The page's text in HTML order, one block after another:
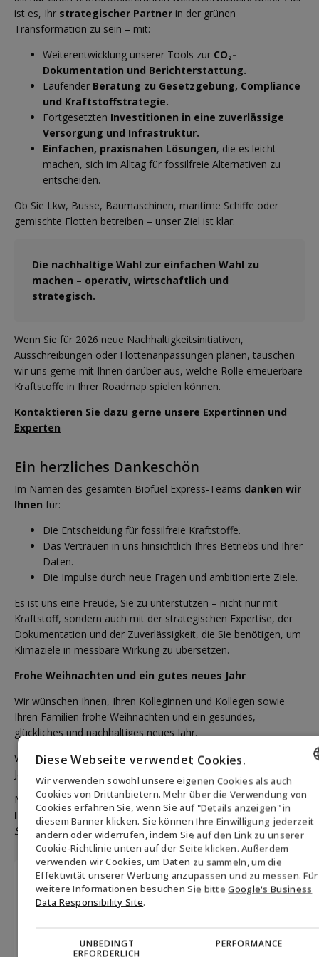
ist es, Ihr strategischer Partner in der grünen
Transformation zu sein – mit:
Weiterentwicklung unserer Tools zur CO₂-
Dokumentation und Berichterstattung.
Laufender Beratung zu Gesetzgebung, Compliance
und Kraftstoffstrategie.
Fortgesetzten Investitionen in eine zuverlässige
Versorgung und Infrastruktur.
Einfachen, praxisnahen Lösungen, die es leicht
machen, sich im Alltag für fossilfreie Alternativen zu
entscheiden.
Ob Sie Lkw, Busse, Baumaschinen, maritime Schiffe oder
gemischte Flotten betreiben – unser Ziel ist klar:
Die nachhaltige Wahl zur einfachen Wahl zu
machen – operativ, wirtschaftlich und
strategisch.
Wenn Sie für 2026 neue Nachhaltigkeitsinitiativen,
Ausschreibungen oder Flottenanpassungen planen, tauschen
wir uns gerne mit Ihnen darüber aus, welche Rolle erneuerbare
Kraftstoffe in Ihrer Roadmap spielen können.
Kontaktieren Sie dazu gerne unsere Expertinnen und
Experten
Ein herzliches Dankeschön
Im Namen des gesamten Biofuel Express-Teams danken wir
Ihnen für:
Die Entscheidung für fossilfreie Kraftstoffe.
Das Vertrauen in uns hinsichtlich Ihres Betriebs und Ihrer
Daten.
Die Impulse durch neue Fragen und ambitionierte Ziele.
Es ist uns eine Freude, Sie zu unterstützen – nicht nur mit
Kraftstoff, sondern auch mit der strategischen Expertise, der
Dokumentation und der Zuverlässigkeit, die Sie benötigen, um
Klimaziele in messbare Wirkung zu übersetzen.
Frohe Weihnachten und ein gutes neues Jahr
Wir wünschen Ihnen, Ihren Kolleginnen und Kollegen sowie
Ihren Familien frohe Weihnachten und ein gesundes,
glückliches und nachhaltiges neues Jahr.
Wir freuen uns darauf, den gemeinsamen Weg mit Ihnen im
Jahr 2026 fortzusetzen.
Mit freundlichen Grüßen
Ihr Biofuel Express Team
Sustainable Fuel. Strategic Expertise. Measurable Impact.
Melden Sie sich für unseren Newsletter
an
ENGLISH
DANISH
GERMAN
NORWEGIAN
SWEDISH
Diese Webseite verwendet Cookies.
Wir verwenden sowohl unsere eigenen Cookies als auch
Cookies von Drittanbietern. Mehr über die Verwendung von
Cookies erfahren Sie, wenn Sie auf "Details anzeigen" in
diesem Banner klicken. Sie können Ihre Einwilligung jederzeit
ändern oder widerrufen, indem Sie auf den Link zu unserer
Cookie-Richtlinie unten auf der Seite klicken. Außerdem
verwenden wir Cookies, um Daten zu sammeln, um die
Effektivität unserer Werbung anzupassen und zu messen. Für
weitere Informationen besuchen Sie bitteGoogle's Business
Data Responsibility Site.
UNBEDINGT
ERFORDERLICH
PERFORMANCE